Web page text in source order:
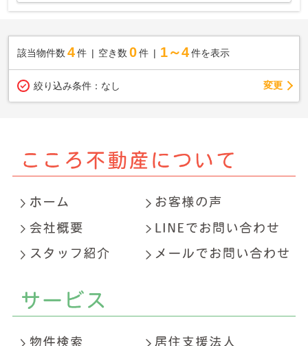
該当物件数 4件 空き数 0 件 1～4 件を表示
絞り込み条件： なし 変更